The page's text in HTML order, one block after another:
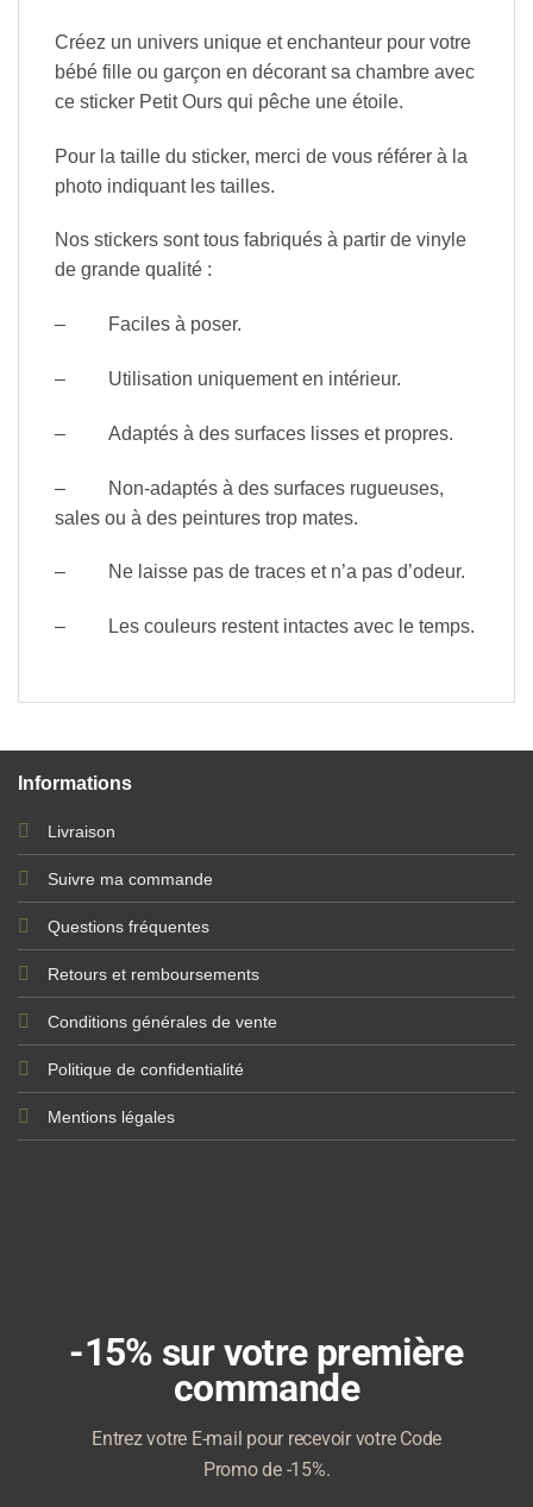
Créez un univers unique et enchanteur pour votre
bébé fille ou garçon en décorant sa chambre avec
ce sticker Petit Ours qui pêche une étoile.
Pour la taille du sticker, merci de vous référer à la
photo indiquant les tailles.
Nos stickers sont tous fabriqués à partir de vinyle
de grande qualité :
– Faciles à poser.
– Utilisation uniquement en intérieur.
– Adaptés à des surfaces lisses et propres.
– Non-adaptés à des surfaces rugueuses,
sales ou à des peintures trop mates.
– Ne laisse pas de traces et n’a pas d’odeur.
– Les couleurs restent intactes avec le temps.
Informations
Livraison
Suivre ma commande
Questions fréquentes
Retours et remboursements
Conditions générales de vente
Politique de confidentialité
Mentions légales
-15% sur votre première
commande
Entrez votre E-mail pour recevoir votre Code
Promo de -15%.